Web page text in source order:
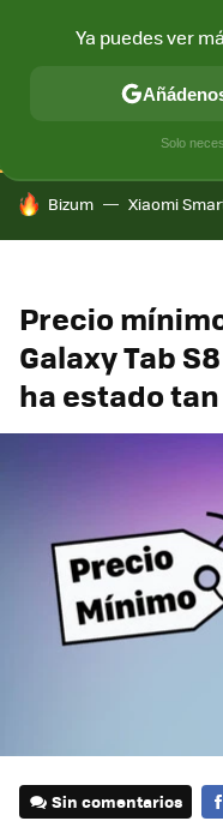
CONECTIVIDAD
HOY SE HABLA DE
Bizum Xiaomi
Precio
Galaxy Tab
ha estado
Sin comentarios
Ya puedes ver
Solo